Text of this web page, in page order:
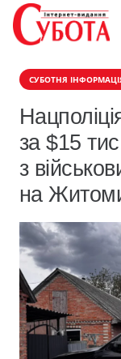
СУБОТНЯ
за $15
з
на